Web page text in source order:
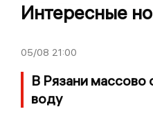
Интересные
05/08 21:00
В Рязани
воду